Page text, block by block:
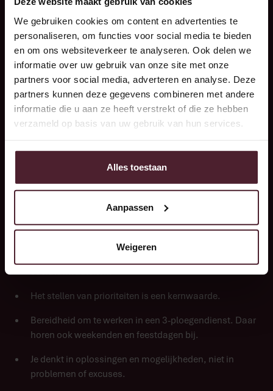
We gebruiken cookies om content en advertenties te
personaliseren, om functies voor social media te bieden
en om ons websiteverkeer te analyseren. Ook delen we
informatie over uw gebruik van onze site met onze
partners voor social media, adverteren en analyse. Deze
partners kunnen deze gegevens combineren met andere
informatie die u aan ze heeft verstrekt of die ze hebben
verzameld op basis van uw gebruik van hun services.
Alles toestaan
Aanpassen
Weigeren
toekomst. Zie jij jezelf meedenken in deze ontwikkelingen
en ben jij goed in het bouwen van een goed samenwerkend
team? Dan denken wij dat jij perfect bij ons past!
Verder heb jij:
MBO3/4 werk- en denkniveau, bij voorkeur richting
techniek of food.
Aantoonbare ervaring als (meewerkend)
voorman/teamleider in een productieomgeving, bij
Je weet hoe je mensen aanstuurt, motiveert en
Je bent besluitvaardig, communicatief sterk en
sociale kwaliteiten.
Het stellen van prioriteiten is een kernwaarde.
Bereidheid om te werken in een 3-ploegendienst. Daar
horen ook weekenden en feestdagen bij.
Je denkt in oplossingen en mogelijkheden, niet in
problemen of excuses.